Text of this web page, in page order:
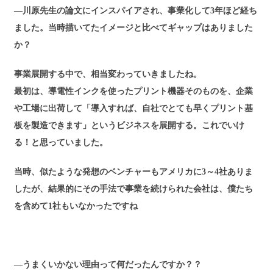
―川原先生の論文にインスパイアされ、事業化して3年ほど経ち
ました。当時描いてたイメージと比べてギャップはありました
か？
事業展開する中で、相当変わっていきましたね。
最初は、導電性インクを使ったプリント機器そのものを、企業
や工場に出荷して「導入すれば、自社でとても早くプリント基
板を製造できます」というビジネスを展開する。これでいけ
る！と思っていました。
当時、似たような発想のベンチャーもアメリカに3～4社ありま
したが、結果的にその手法で事業を続けられた会社は、僕たち
を含めて1社もいなかったですね
―うまくいかない理由って何だったんですか？？